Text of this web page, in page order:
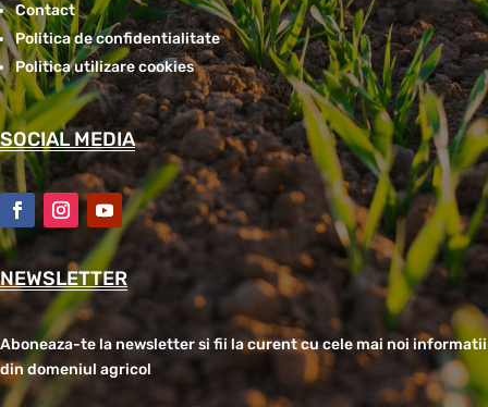
Contact
Politica de confidentialitate
Politica utilizare cookies
SOCIAL MEDIA
NEWSLETTER
Aboneaza-te la newsletter si fii la curent cu cele mai noi informatii
din domeniul agricol